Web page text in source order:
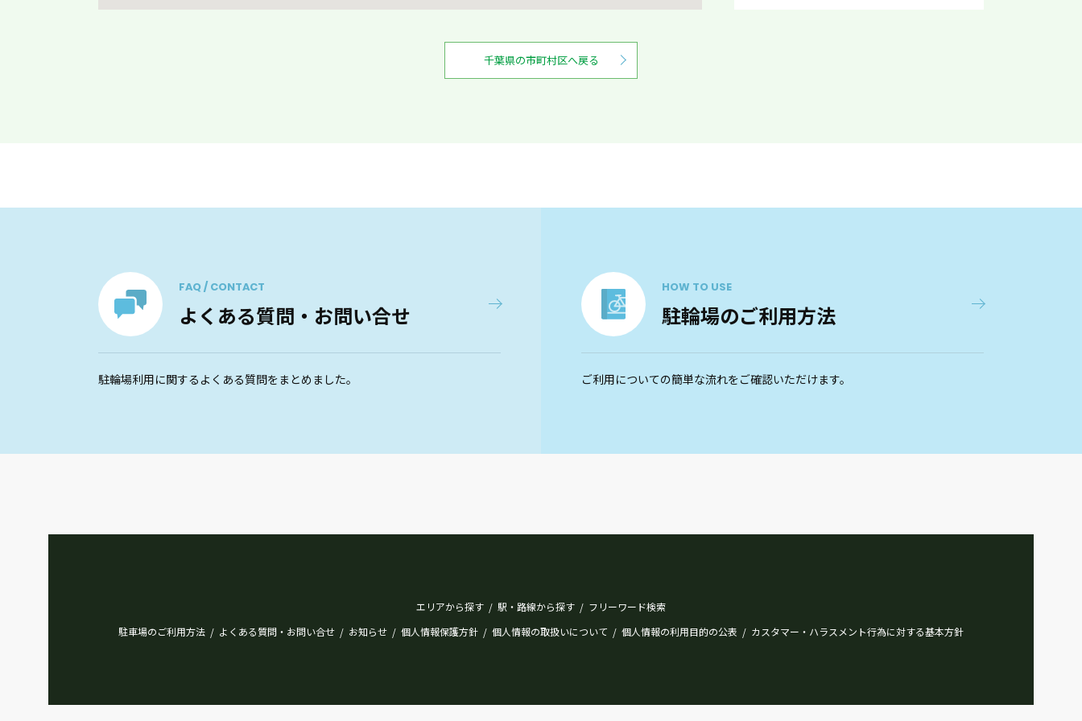
千葉県の市町村区へ戻る
FAQ / CONTACT
よくある質問・お問い合せ
駐輪場利用に関するよくある質問をまとめました。
HOW TO USE
駐輪場のご利用方法
ご利用についての簡単な流れをご確認いただけます。
エリアから探す / 駅・路線から探す / フリーワード検索
駐車場のご利用方法 / よくある質問・お問い合せ / お知らせ / 個人情報保護方針 / 個人情報の取扱いについて / 個人情報の利用目的の公表 / カスタマー・ハラスメント行為に対する基本方針